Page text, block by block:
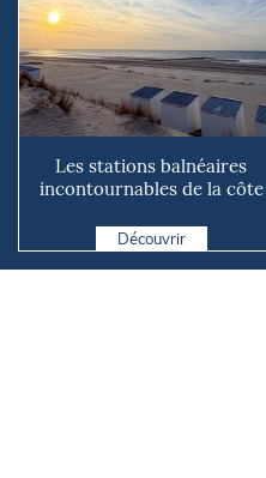
Les stations balnéaires
incontournables de la côte
Découvrir